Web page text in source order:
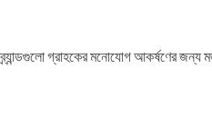
গ্রাহকের মনোযোগ আকর্ষণের জন্য